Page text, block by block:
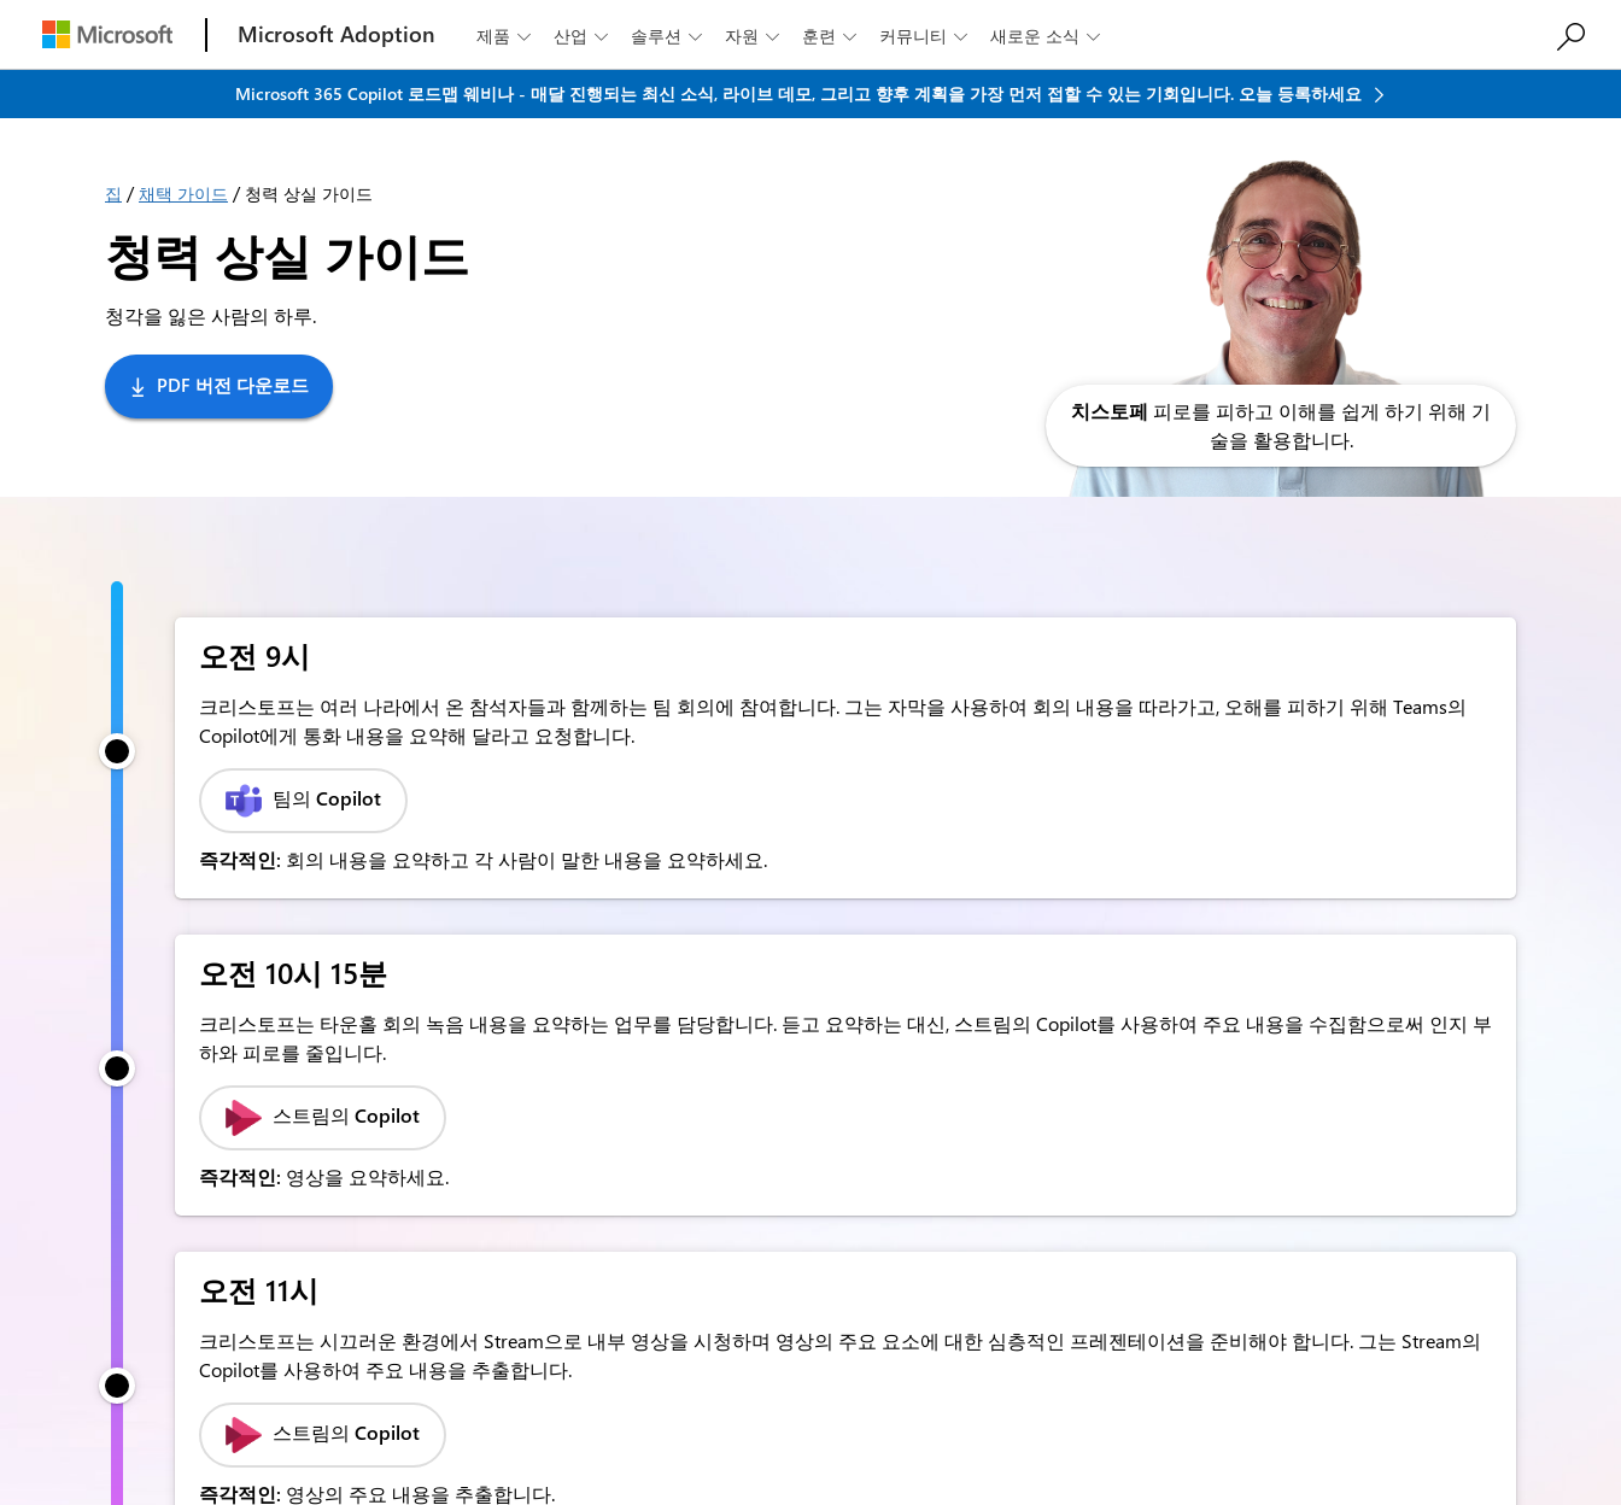
주요 콘텐츠로 건너뛰기
Microsoft Adoption 제품  산업  솔루션  자원  훈련  커뮤니티  새로운 소식 
Microsoft 365 Copilot 로드맵 웨비나 - 매달 진행되는 최신 소식, 라이브 데모, 그리고 향후 계획을 가장 먼저 접할 수 있는 기회입니다. 오늘 등록하세요
집 /채택 가이드 / 청력 상실 가이드
청력 상실 가이드
청각을 잃은 사람의 하루.
PDF 버전 다운로드
치스토페 피로를 피하고 이해를 쉽게 하기 위해 기
술을 활용합니다.
오전 9시
크리스토프는 여러 나라에서 온 참석자들과 함께하는 팀 회의에 참여합니다. 그는 자막을 사용하여 회의 내용을 따라가고, 오해를 피하기 위해 Teams의
Copilot에게 통화 내용을 요약해 달라고 요청합니다.
팀의 Copilot
즉각적인: 회의 내용을 요약하고 각 사람이 말한 내용을 요약하세요.
오전 10시 15분
크리스토프는 타운홀 회의 녹음 내용을 요약하는 업무를 담당합니다. 듣고 요약하는 대신, 스트림의 Copilot를 사용하여 주요 내용을 수집함으로써 인지 부
하와 피로를 줄입니다.
스트림의 Copilot
즉각적인: 영상을 요약하세요.
오전 11시
크리스토프는 시끄러운 환경에서 Stream으로 내부 영상을 시청하며 영상의 주요 요소에 대한 심층적인 프레젠테이션을 준비해야 합니다. 그는 Stream의
Copilot를 사용하여 주요 내용을 추출합니다.
스트림의 Copilot
즉각적인: 영상의 주요 내용을 추출합니다.